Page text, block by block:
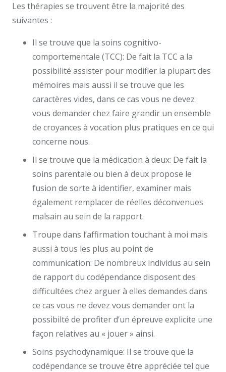
Les thérapies se trouvent être la majorité des
suivantes :
Il se trouve que la soins cognitivo-
comportementale (TCC): De fait la TCC a la
possibilité assister pour modifier la plupart des
mémoires mais aussi il se trouve que les
caractères vides, dans ce cas vous ne devez
vous demander chez faire grandir un ensemble
de croyances à vocation plus pratiques en ce qui
concerne nous.
Il se trouve que la médication à deux: De fait la
soins parentale ou bien à deux propose le
fusion de sorte à identifier, examiner mais
également remplacer de réelles déconvenues
malsain au sein de la rapport.
Troupe dans l’affirmation touchant à moi mais
aussi à tous les plus au point de
communication: De nombreux individus au sein
de rapport du codépendance disposent des
difficultées chez arguer à elles demandes dans
ce cas vous ne devez vous demander ont la
possibilté de profiter d’un épreuve explicite une
façon relatives au « jouer » ainsi.
Soins psychodynamique: Il se trouve que la
codépendance se trouve être appréciée tel que